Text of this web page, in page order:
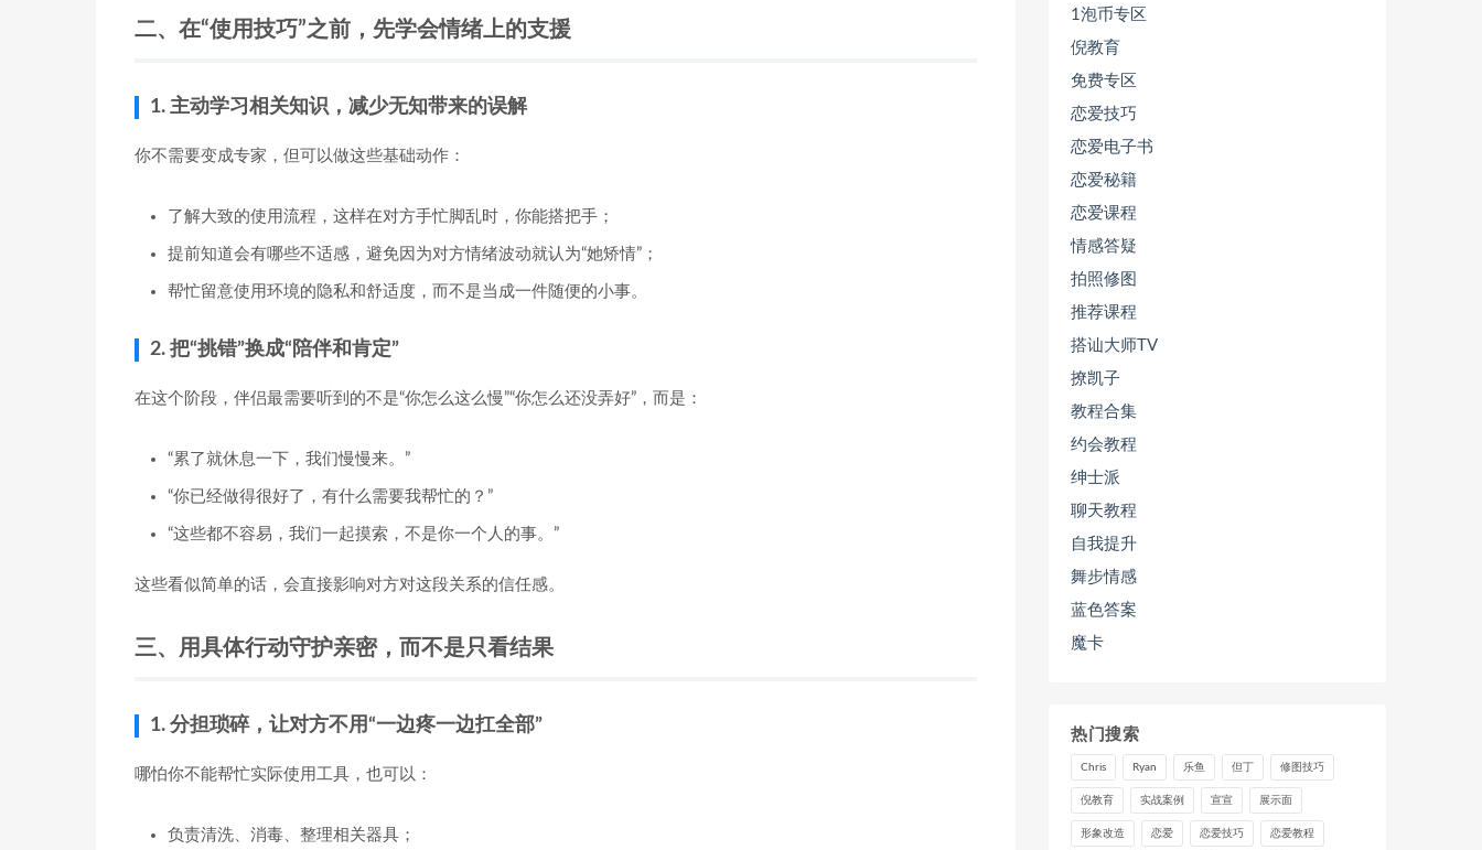
二、在“使用技巧”之前，先学会情绪上的支援
1. 主动学习相关知识，减少无知带来的误解
你不需要变成专家，但可以做这些基础动作：
了解大致的使用流程，这样在对方手忙脚乱时，你能搭把手；
提前知道会有哪些不适感，避免因为对方情绪波动就认为“她矫情”；
帮忙留意使用环境的隐私和舒适度，而不是当成一件随便的小事。
2. 把“挑错”换成“陪伴和肯定”
在这个阶段，伴侣最需要听到的不是“你怎么这么慢”“你怎么还没弄好”，而是：
“累了就休息一下，我们慢慢来。”
“你已经做得很好了，有什么需要我帮忙的？”
“这些都不容易，我们一起摸索，不是你一个人的事。”
这些看似简单的话，会直接影响对方对这段关系的信任感。
三、用具体行动守护亲密，而不是只看结果
1. 分担琐碎，让对方不用“一边疼一边扛全部”
哪怕你不能帮忙实际使用工具，也可以：
负责清洗、消毒、整理相关器具；
1泡币专区
倪教育
免费专区
恋爱技巧
恋爱电子书
恋爱秘籍
恋爱课程
情感答疑
拍照修图
推荐课程
搭讪大师TV
撩凯子
教程合集
约会教程
绅士派
聊天教程
自我提升
舞步情感
蓝色答案
魔卡
热门搜索
Chris Ryan 乐鱼 但丁 修图技巧
倪教育 实战案例 宣宣 展示面
形象改造 恋爱 恋爱技巧 恋爱教程